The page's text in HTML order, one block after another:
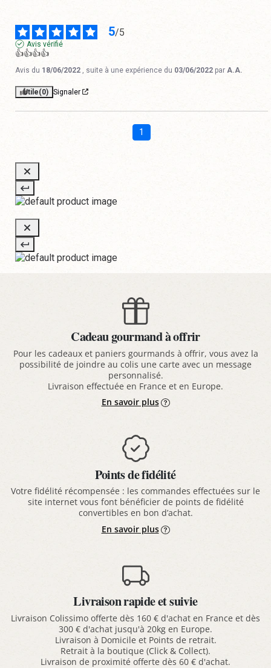
5/5
Avis vérifié
👍👍👍👍
Avis du 18/06/2022 , suite à une expérience du 03/06/2022 par A.A.
Utile(0) Signaler
1
Cadeau gourmand à offrir
Pour les cadeaux et paniers gourmands à offrir, vous avez la
possibilité de joindre au colis une carte avec un message
personnalisé.
Livraison effectuée en France et en Europe.
En savoir plus
Points de fidélité
Votre fidélité récompensée : les commandes effectuées sur le
site internet vous font bénéficier de points de fidélité
convertibles en bon d’achat.
En savoir plus
Livraison rapide et suivie
Livraison Colissimo offerte dès 160 € d'achat en France et dès
300 € d'achat jusqu'à 20kg en Europe.
Livraison à Domicile et Points de retrait.
Retrait à la boutique (Click & Collect).
Livraison de proximité offerte dès 60 € d'achat.